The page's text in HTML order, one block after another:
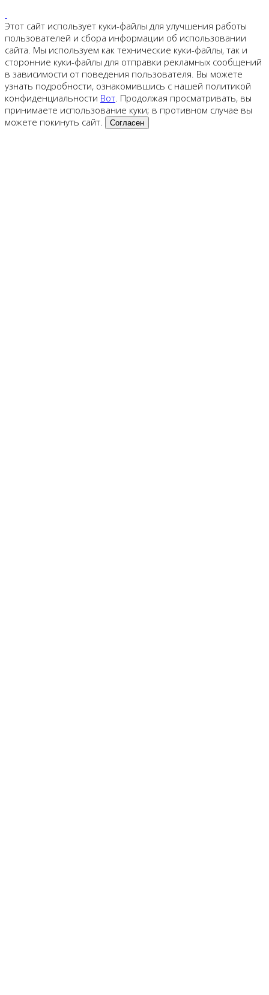
Этот сайт использует куки-файлы для улучшения работы
пользователей и сбора информации об использовании
сайта. Мы используем как технические куки-файлы, так и
сторонние куки-файлы для отправки рекламных сообщений
в зависимости от поведения пользователя. Вы можете
узнать подробности, ознакомившись с нашей политикой
конфиденциальности Вот. Продолжая просматривать, вы
принимаете использование куки; в противном случае вы
можете покинуть сайт.
Согласен